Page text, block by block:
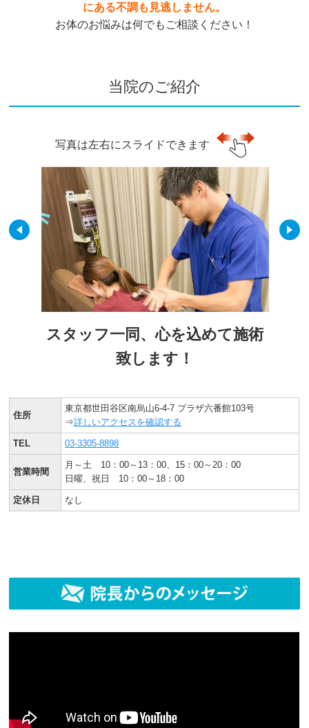
にある不調も見逃しません。
お体のお悩みは何でもご相談ください！
当院のご紹介
写真は左右にスライドできます
スタッフ一同、心を込めて施術
致します！
住所
東京都世田谷区南烏山6-4-7 プラザ六番館103号
⇒詳しいアクセスを確認する
TEL 03-3305-8898
営業時間
月～土 10：00～13：00、15：00～20：00
日曜、祝日 10：00～18：00
定休日 なし